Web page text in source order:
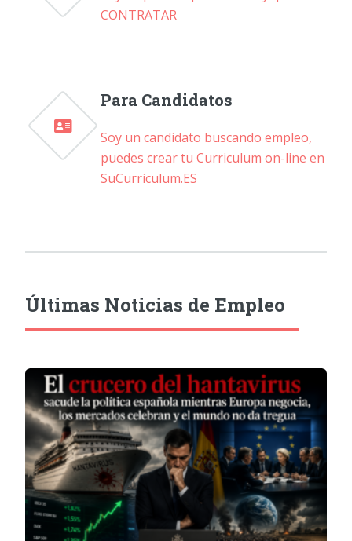
CONTRATAR
Para Candidatos
Soy un candidato buscando empleo,
puedes crear tu Curriculum on-line en
SuCurriculum.ES
Últimas Noticias de Empleo